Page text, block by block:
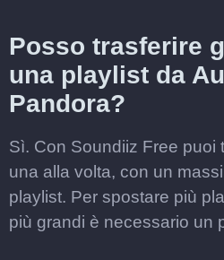
Posso trasferire
una playlist da
Pandora?
Sì. Con Soundiiz Free puoi
una alla volta, con un
playlist. Per spostare più
più grandi è necessario un